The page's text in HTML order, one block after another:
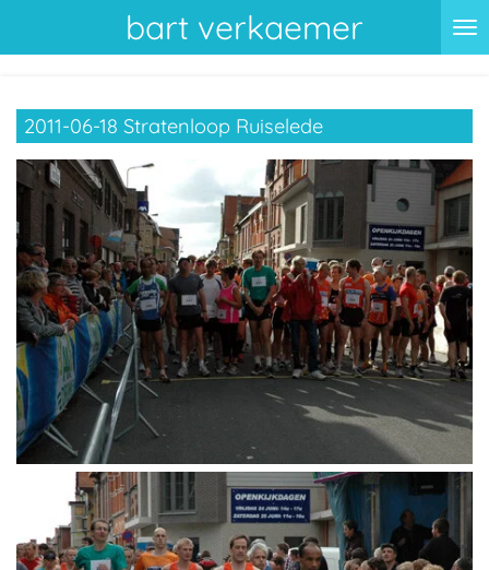
direct
de
hoofdinhoud
bart verkaemer
2011-06-18 Stratenloop Ruiselede